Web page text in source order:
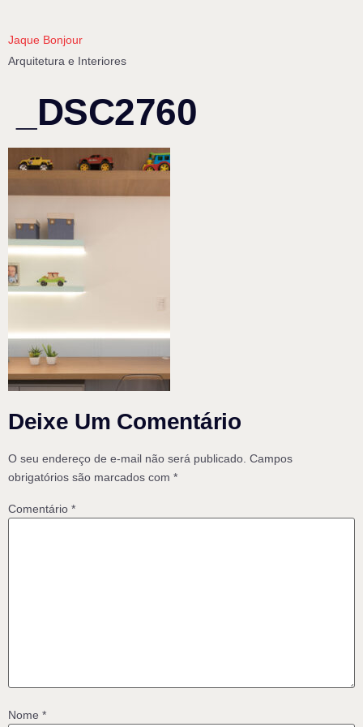
Jaque Bonjour
Arquitetura e Interiores
_DSC2760
Deixe Um Comentário
O seu endereço de e-mail não será publicado. Campos
obrigatórios são marcados com *
Comentário *
Nome *